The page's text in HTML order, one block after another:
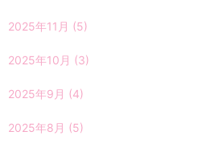
2025年11月 (5)
2025年10月 (3)
2025年9月 (4)
2025年8月 (5)